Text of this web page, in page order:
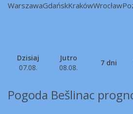
WarszawaGdańskKrakówWrocław
Dzisiaj
07.08.
Jutro
08.08.
7 dni
Pogoda Bešlinac